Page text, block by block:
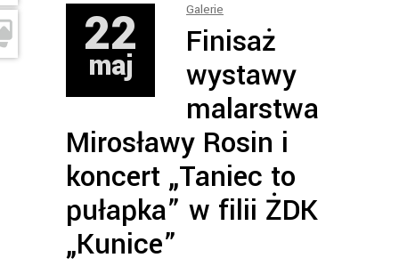
22
maj
Galerie
Finisaż
wystawy
malarstwa
Mirosławy Rosin i
koncert „Taniec to
pułapka” w filii ŻDK
„Kunice”